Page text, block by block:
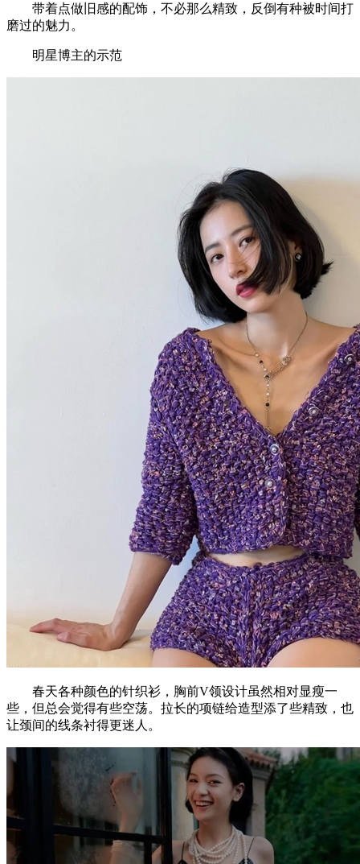
带着点做旧感的配饰，不必那么精致，反倒有种被时间打
磨过的魅力。
明星博主的示范
春天各种颜色的针织衫，胸前V领设计虽然相对显瘦一
些，但总会觉得有些空荡。拉长的项链给造型添了些精致，也
让颈间的线条衬得更迷人。